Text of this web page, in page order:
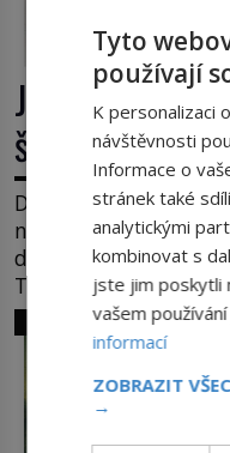
James Whitey
šel po
Dlouhé roky se v
nejhledanějších
dvě – hned po
To je James
spoluúčasti na 19
samozřejmě, krom
který neváhá
zatímco […]
SVĚT ZLOČINU
Tyto
používají
K personalizaci
návštěvnosti
Informace o
stránek také
analytickými
kombinovat s
jste jim poskytli
vašem
informací
ZOBRAZIT
→